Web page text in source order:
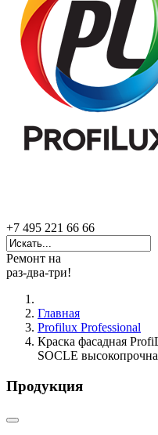
+7 495 221 66 66
Ремонт на
раз-два-три!
Главная
Profilux Professional
Краска фасадная
SOCLE
Продукция